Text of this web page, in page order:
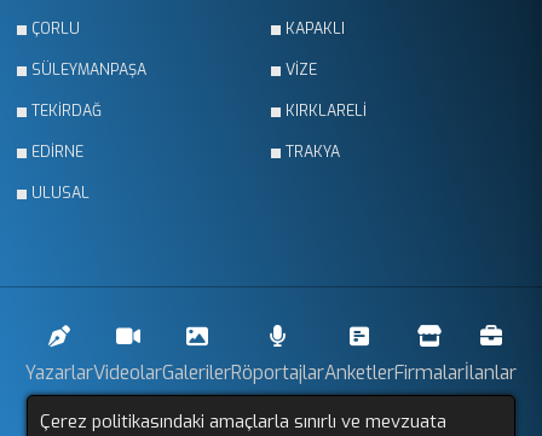
ÇORLU KAPAKLI
SÜLEYMANPAŞA VİZE
TEKİRDAĞ KIRKLARELİ
EDİRNE TRAKYA
ULUSAL
YazarlarVideolarGalerilerRöportajlarAnketlerFirmalarİlanlar
Çerez politikasındaki amaçlarla sınırlı ve mevzuata